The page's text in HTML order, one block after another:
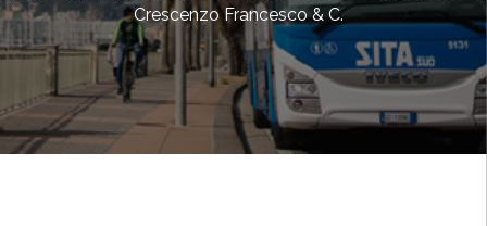
Crescenzo Francesco & C.